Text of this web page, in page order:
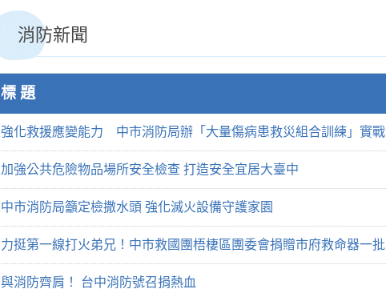
消防新聞
標 題
強化救援應變能力 中市消防局辦「大量傷病患救災組合訓練」實
加強公共危險物品場所安全檢查 打造安全宜居大臺中
中市消防局籲定檢撒水頭 強化滅火設備守護家園
力挺第一線打火弟兄！中市救國團梧棲區團委會捐贈市府救命器一批
與消防齊肩！ 台中消防號召捐熱血